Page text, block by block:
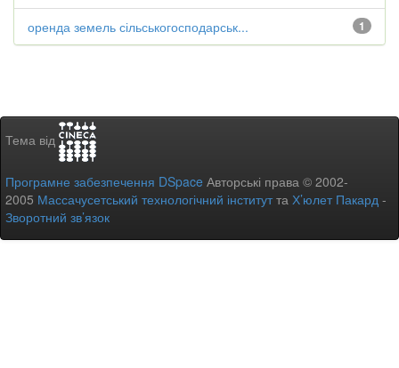
1
оренда земель сільськогосподарськ...
Тема від
Програмне забезпечення DSpace Авторські права © 2002-
2005 Массачусетський технологічний інститутта Х’юлет Пакард -
Зворотний зв’язок